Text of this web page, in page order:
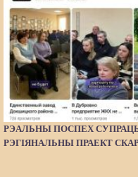
РЭАЛЬНЫ ПОСПЕХ
РЭГІЯНАЛЬНЫ ПРАЕКТ